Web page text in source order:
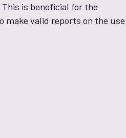
is beneficial for the
make valid reports on the use